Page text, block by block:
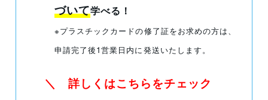
づいて学べる！
※プラスチックカードの修了証をお求めの方は、
申請完了後1営業日内に発送いたします。
＼ 詳しくはこちらをチェック